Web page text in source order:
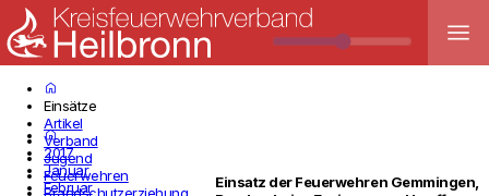
menu
home
Einsätze
Artikel
Verband
Jugend
Feuerwehren
home
2017
Januar
Februar
Einsatz der Feuerwehren Gemmingen